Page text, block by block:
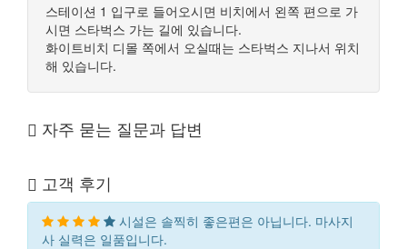
스테이션 1 입구로 들어오시면 비치에서 왼쪽 편으로 가
시면 스타벅스 가는 길에 있습니다.
화이트비치 디몰 쪽에서 오실때는 스타벅스 지나서 위치
해 있습니다.
자주 묻는 질문과 답변
고객 후기
시설은 솔찍히 좋은편은 아닙니다. 마사지
사 실력은 일품입니다.